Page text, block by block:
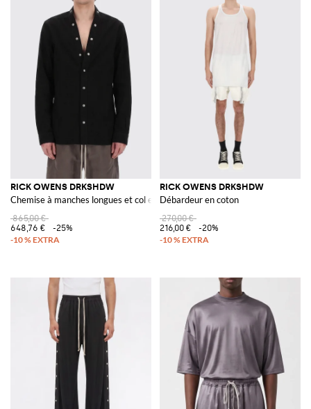
RICK OWENS DRKSHDW
Chemise à manches longues et col en V en coton avec fermeture à boutons
865,00 €
648,76 €
-25%
RICK OWENS DRKSHDW
Débardeur en coton
270,00 €
216,00 €
-20%